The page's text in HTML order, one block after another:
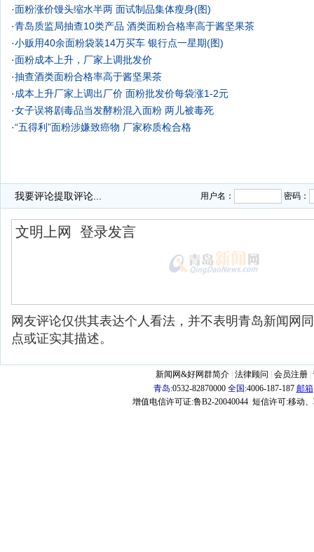
·面粉涨价馒头缩水半两 面试制品集体瘦身(图)
·青岛质监局抽查10类产品 酒类面粉合格率高于酱坚果茶
·小贩用40余面粉袋装14万买车 银行点一星期(图)
·面粉成本上升，厂家上调批发价
·抽查酒类面粉合格率高于酱坚果茶
·成本上升厂家上调出厂价 面粉批发价每袋涨1-2元
·女子误将剧毒品当发酵粉混入面粉 两儿被毒死
·“五得利”面粉涉嫌致癌物 厂家称质检合格
我要评论提取评论... 用户名： 密码：
网友评论仅供其表达个人看法，并不表明青岛新闻网
点或证实其描述。